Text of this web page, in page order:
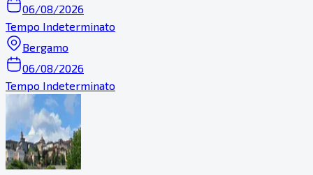
06/08/2026
Tempo Indeterminato
Bergamo
06/08/2026
Tempo Indeterminato